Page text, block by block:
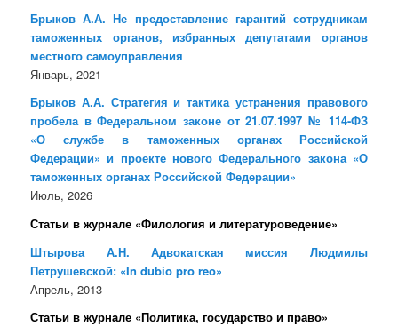
Брыков А.А. Не предоставление гарантий сотрудникам
таможенных органов, избранных депутатами органов
местного самоуправления
Январь, 2021
Брыков А.А. Стратегия и тактика устранения правового
пробела в Федеральном законе от 21.07.1997 № 114-ФЗ
«О службе в таможенных органах Российской
Федерации» и проекте нового Федерального закона «О
таможенных органах Российской Федерации»
Июль, 2026
Статьи в журнале «Филология и литературоведение»
Штырова А.Н. Адвокатская миссия Людмилы
Петрушевской: «In dubio pro reo»
Апрель, 2013
Статьи в журнале «Политика, государство и право»